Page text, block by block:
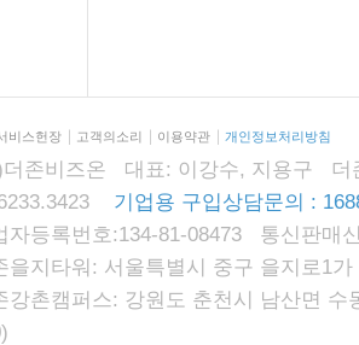
비스헌장 고객의소리 이용약관 개인정보처리방침
더존비즈온 대표: 이강수, 지용구 더
기업용 구입상담문의 :
자등록번호:134-81-08473 통신판매
을지타워: 서울특별시 중구 을지로1
강촌캠퍼스: 강원도 춘천시 남산면